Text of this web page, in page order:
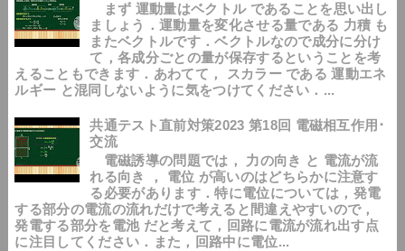
まず 運動量はベクトル であることを思い出し
ましょう．運動量を変化させる量である 力積 も
またベクトルです．ベクトルなので成分に分け
て，各成分ごとの量が保存するということを考
えることもできます．あわてて， スカラー である 運動エネ
ルギー と混同しないように気をつけてください．...
共通テスト直前対策2023 第18回 電磁相互作用･
交流
電磁誘導の問題では， 力の向き と 電流が流
れる向き ， 電位 が高いのはどちらかに注意す
る必要があります．特に電位については，発電
する部分の電流の流れだけで考えると間違えやすいので，
発電する部分を電池 だと考えて，回路に電流が流れ出す点
に注目してください．また，回路中に電位...